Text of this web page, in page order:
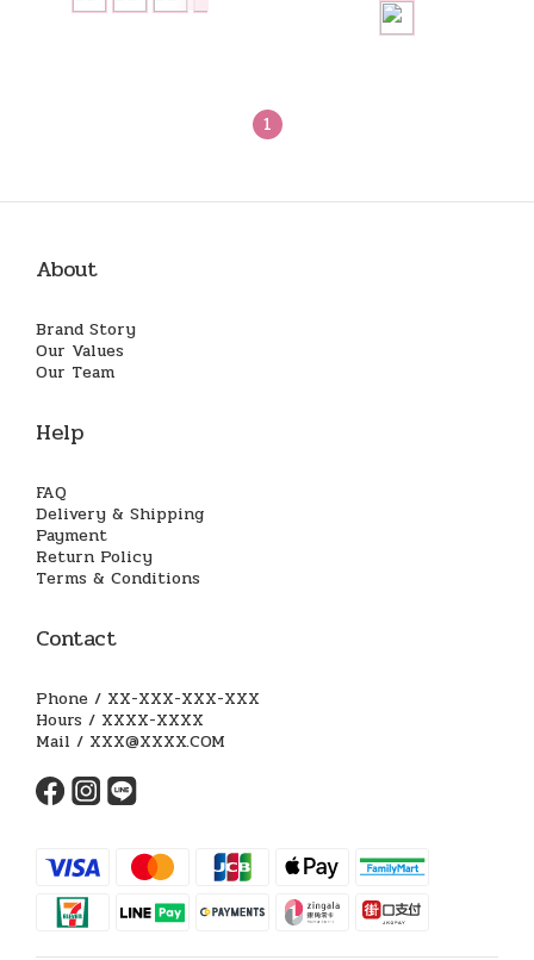
1
About
Brand Story
Our Values
Our Team
Help
FAQ
Delivery & Shipping
Payment
Return Policy
Terms & Conditions
Contact
Phone / XX-XXX-XXX-XXX
Hours / XXXX-XXXX
Mail / XXX@XXXX.COM